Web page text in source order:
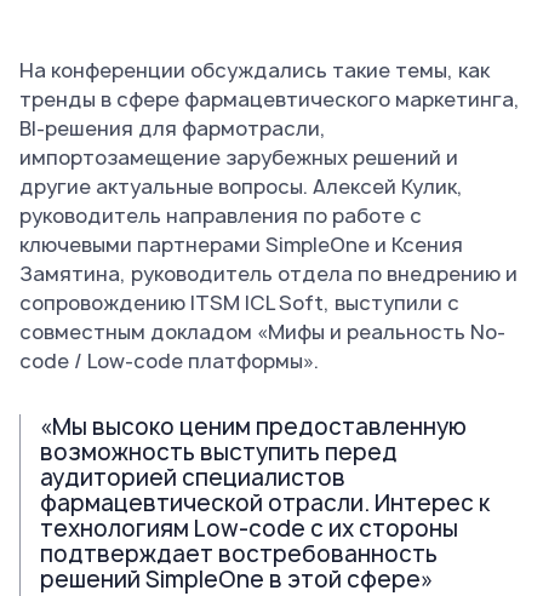
На конференции обсуждались такие темы, как
тренды в сфере фармацевтического маркетинга,
BI-решения для фармотрасли,
импортозамещение зарубежных решений и
другие актуальные вопросы. Алексей Кулик,
руководитель направления по работе с
ключевыми партнерами SimpleOne и Ксения
Замятина, руководитель отдела по внедрению и
сопровождению ITSM ICL Soft, выступили с
совместным докладом «Мифы и реальность No-
code / Low-code платформы».
«Мы высоко ценим предоставленную
возможность выступить перед
аудиторией специалистов
фармацевтической отрасли. Интерес к
технологиям Low-code с их стороны
подтверждает востребованность
решений SimpleOne в этой сфере»